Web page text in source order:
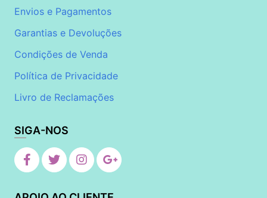
Envios e Pagamentos
Garantias e Devoluções
Condições de Venda
Política de Privacidade
Livro de Reclamações
SIGA-NOS